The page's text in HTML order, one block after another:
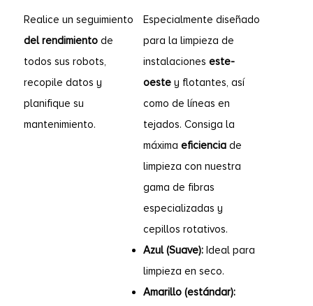
Realice un seguimiento
del rendimiento de
todos sus robots,
recopile datos y
planifique su
mantenimiento.
Especialmente diseñado
para la limpieza de
instalacioneseste-
oeste y flotantes, así
como de líneas en
tejados. Consiga la
máximaeficiencia de
limpieza con nuestra
gama de fibras
especializadas y
cepillos rotativos.
Azul (Suave): Ideal para
limpieza en seco.
Amarillo (estándar):